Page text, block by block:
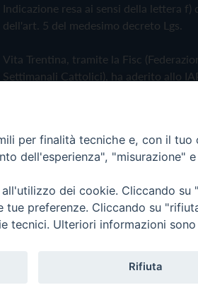
Indicazione resa ai sensi della lettera f)
dell'art. 5 del medesimo decreto Lgs.
Vita Trentina, tramite la Fisc
Settimanali Cattolici), ha aderito allo
Privacy Policy Cookie Policy
Editrice
per finalità tecniche e, con il
dell'esperienza", "misurazione"
dei cookie. Cliccando
preferenze. Cliccando su
tecnici. Ulteriori informazioni
Rifiuta